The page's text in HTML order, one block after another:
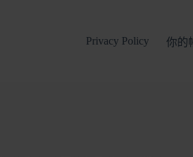
Privacy Policy 你的